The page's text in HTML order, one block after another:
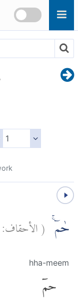
حٰمۤ ۚ (الأحقاف:
hha-meem
حمٓ